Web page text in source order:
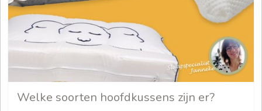
Welke soorten hoofdkussens zijn er?